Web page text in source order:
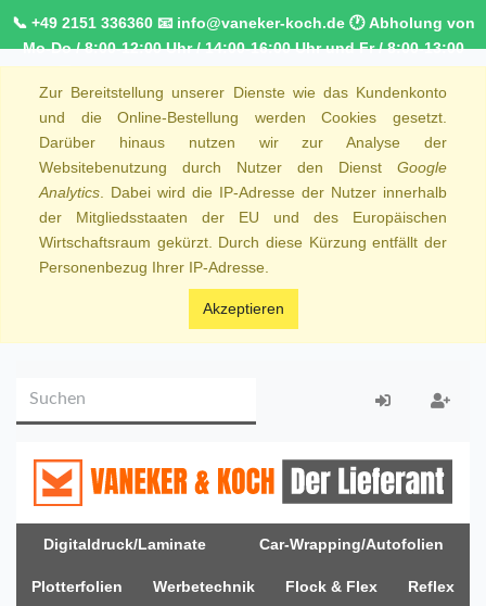
📞 +49 2151 336360 📧 info@vaneker-koch.de 🕐 Abholung von
Mo-Do / 8:00-12:00 Uhr / 14:00-16:00 Uhr und Fr / 8:00-13:00
NRW 🚛 Kostenfreie Lieferung ab 250€ Bestellwert
Zur Bereitstellung unserer Dienste wie das Kundenkonto
und die Online-Bestellung werden Cookies gesetzt.
Darüber hinaus nutzen wir zur Analyse der
Websitebenutzung durch Nutzer den Dienst Google
Analytics . Dabei wird die IP-Adresse der Nutzer innerhalb
der Mitgliedsstaaten der EU und des Europäischen
Wirtschaftsraum gekürzt. Durch diese Kürzung entfällt der
Personenbezug Ihrer IP-Adresse.
Akzeptieren
Digitaldruck/Laminate Car-Wrapping/Autofolien
Plotterfolien Werbetechnik Flock & Flex Reflex